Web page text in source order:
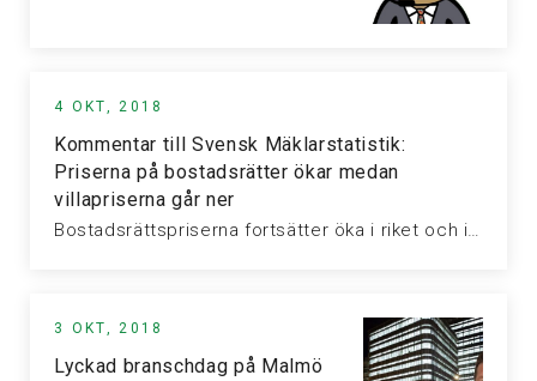
4 OKT, 2018
Kommentar till Svensk Mäklarstatistik:
Priserna på bostadsrätter ökar medan
villapriserna går ner
Bostadsrättspriserna fortsätter öka i riket och i samtliga storstadsregioner utom Centrala Göteborg…
3 OKT, 2018
Lyckad branschdag på Malmö